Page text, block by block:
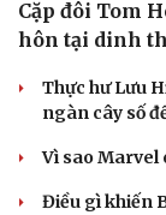
Cặp đôi Tom
hôn tại dinh
Thực hư Lưu
ngàn cây số
Vì sao Marvel
Điều gì khiến